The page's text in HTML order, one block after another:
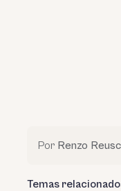
Por Renzo
Temas